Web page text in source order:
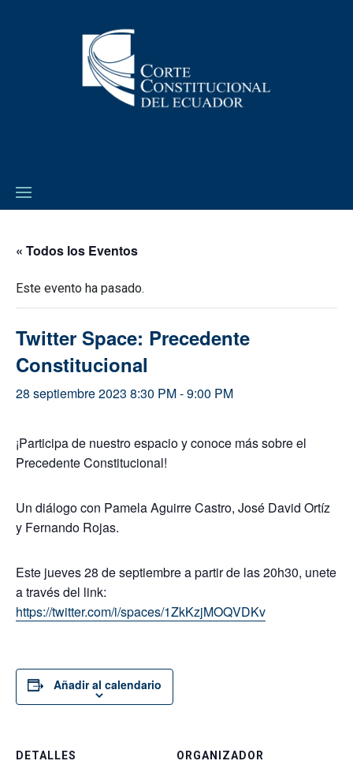
« Todos los Eventos
Este evento ha pasado.
Twitter Space: Precedente
Constitucional
28 septiembre 2023 8:30 PM-9:00 PM
¡Participa de nuestro espacio y conoce más sobre el
Precedente Constitucional!
Un diálogo con Pamela Aguirre Castro, José David Ortíz
y Fernando Rojas.
Este jueves 28 de septiembre a partir de las 20h30, unete
a través del link:
https://twitter.com/i/spaces/1ZkKzjMOQVDKv
Añadir al calendario
DETALLES ORGANIZADOR